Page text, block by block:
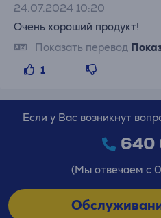
24.07.2024 10:20
Очень хороший продукт!
Показать перевод
1
Если у Вас возникнут
640
(Мы отвечаем с